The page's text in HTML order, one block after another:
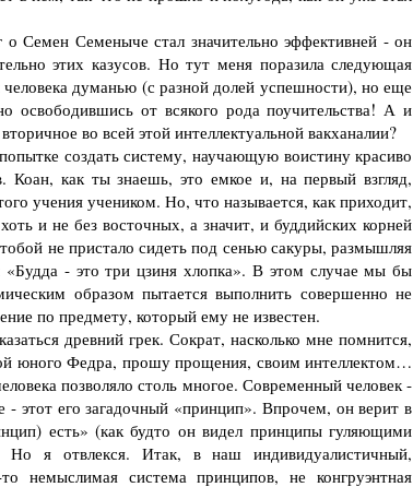
Семеныче стал значительно эффективней - он
этих казусов. Но тут меня поразила следующая
думанью (с разной долей успешности), но еще
освободившись от всякого рода поучительства! А и
во всей этой интеллектуальной вакханалии?
создать систему, научающую воистину красиво
Коан, как ты знаешь, это емкое и, на первый взгляд,
учения учеником. Но, что называется, как приходит,
и не без восточных, а значит, и буддийских корней
не пристало сидеть под сенью сакуры, размышляя
«Будда - это три цзиня хлопка». В этом случае мы бы
образом пытается выполнить совершенно не
по предмету, который ему не известен.
древний грек. Сократ, насколько мне помнится,
юного Федра, прошу прощения, своим интеллектом…
позволяло столь многое. Современный человек -
- этот его загадочный «принцип». Впрочем, он верит в
есть» (как будто он видел принципы гуляющими
Но я отвлекся. Итак, в наш индивидуалистичный,
немыслимая система принципов, не конгруэнтная